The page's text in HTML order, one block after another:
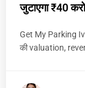
जुटाएगा ₹40
Get My Parking
की valuation,